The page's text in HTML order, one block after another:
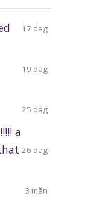
17 dag
19 dag
25 dag
a
26 dag
3 mån